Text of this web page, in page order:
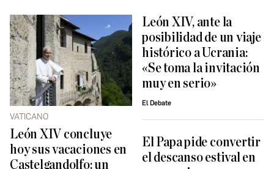
VATICANO
León XIV concluye
hoy sus vacaciones en
Castelgandolfo: un
León XIV, ante la
posibilidad de un viaje
histórico a Ucrania:
«Se toma la invitación
muy en serio»
El Debate
El Papa pide convertir
el descanso estival en